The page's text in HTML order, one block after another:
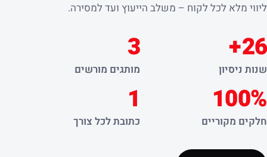
ליווי מלא לכל לקוח – משלב הייעוץ ועד למסירה.
26+
שנות ניסיון
3
מותגים מורשים
100%
חלקים מקוריים
1
כתובת לכל צורך